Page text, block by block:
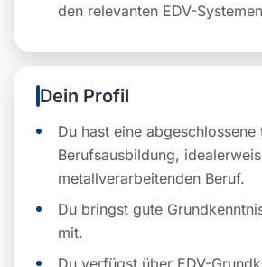
den relevanten EDV-
Dein Profil
Du hast eine abgeschlossene
Berufsausbildung,
metallverarbeitenden Beruf.
Du bringst gute
mit.
Du verfügst über EDV-